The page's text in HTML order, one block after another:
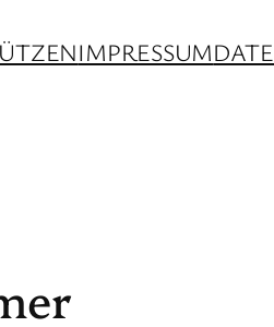
IMPRESSUM